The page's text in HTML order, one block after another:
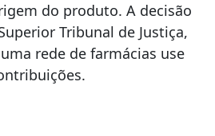
do produto. A decisão
Tribunal de Justiça,
rede de farmácias use